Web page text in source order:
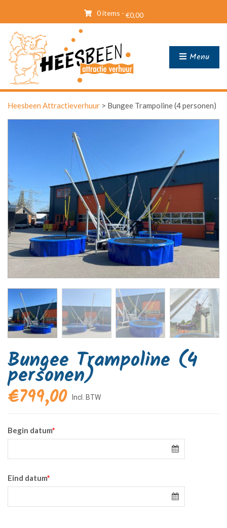
0 items - €0,00
Menu
Heesbeen Attractieverhuur > Bungee Trampoline (4 personen)
Bungee Trampoline (4
personen)
€799,00
Begin datum*
Eind datum*